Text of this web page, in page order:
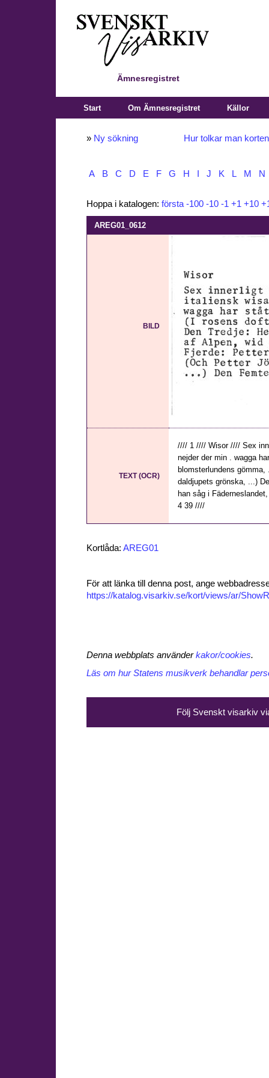
Ämnesregistret
Start Om Ämnesregistret Källor
» Ny sökning Hur tolkar man
A B C D E F G H J K L M N
Hoppa i katalogen: första -100 -10 -1 +1 +10
AREG01_0612
BILD
TEXT (OCR)
//// 1 //// Wisor //// Sex
nejder der min . wagga
blomsterlundens
daldjupets grönska, ...)
han såg i
4 39 ////
Kortlåda: AREG01
För att länka till denna post, ange
https://katalog.visarkiv.se/kort/views/ar/
Denna webbplats använderkakor/cookies.
Läs om hur Statens musikverk behandlar
Följ Svenskt visarkiv